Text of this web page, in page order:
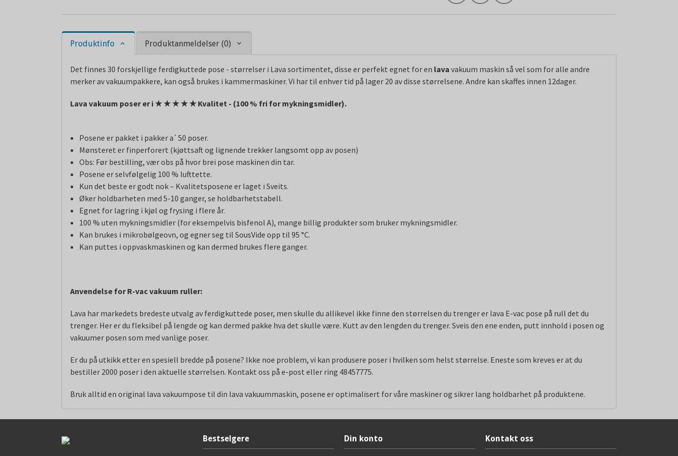
Produktinfo Produktanmeldelser (0)
Det finnes 30 forskjellige ferdigkuttede pose - størrelser i Lava sortimentet, disse er perfekt egnet for en lava vakuum maskin så vel som for alle andre
merker av vakuumpakkere, kan også brukes i kammermaskiner. Vi har til enhver tid på lager 20 av disse størrelsene. Andre kan skaffes innen 12dager.
Lava vakuum poser er i★★★★★ Kvalitet - (100 % fri for mykningsmidler).
Posene er pakket i pakker a`50 poser.
Mønsteret er finperforert (kjøttsaft og lignende trekker langsomt opp av posen)
Obs: Før bestilling, vær obs på hvor brei pose maskinen din tar.
Posene er selvfølgelig 100 % lufttette.
Kun det beste er godt nok – Kvalitetsposene er laget i Sveits.
Øker holdbarheten med 5-10 ganger, se holdbarhetstabell.
Egnet for lagring i kjøl og frysing i flere år.
100 % uten mykningsmidler (for eksempelvis bisfenol A), mange billig produkter som bruker mykningsmidler.
Kan brukes i mikrobølgeovn, og egner seg til SousVide opp til 95 °C.
Kan puttes i oppvaskmaskinen og kan dermed brukes flere ganger.
Anvendelse for R-vac vakuum ruller:
Lava har markedets bredeste utvalg av ferdigkuttede poser, men skulle du allikevel ikke finne den størrelsen du trenger er lava E-vac pose på rull det du
trenger. Her er du fleksibel på lengde og kan dermed pakke hva det skulle være. Kutt av den lengden du trenger. Sveis den ene enden, putt innhold i posen og
vakuumer posen som med vanlige poser.
Er du på utkikk etter en spesiell bredde på posene? Ikke noe problem, vi kan produsere poser i hvilken som helst størrelse. Eneste som kreves er at du
bestiller 2000 poser i den aktuelle størrelsen. Kontakt oss på e-post eller ring 48457775.
Bruk alltid en original lava vakuumpose til din lava vakuummaskin, posene er optimalisert for våre maskiner og sikrer lang holdbarhet på produktene.
Bestselgere Din konto Kontakt oss